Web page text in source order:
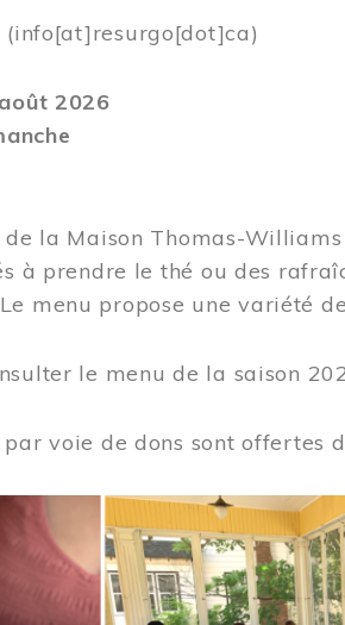
(info[at]resurgo[dot]ca)
2026
la Maison Thomas-
à prendre le thé ou des
menu propose une variété
le menu de la saison
voie de dons sont offertes